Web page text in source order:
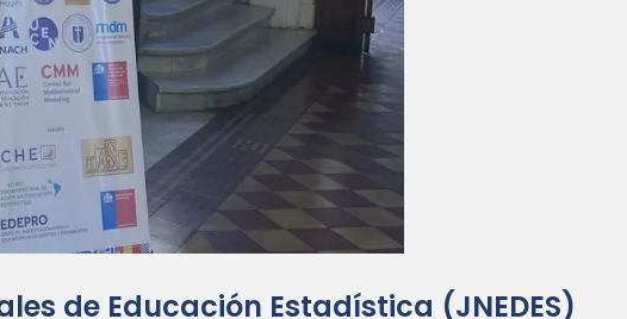
de Educación Estadística (JNEDES)